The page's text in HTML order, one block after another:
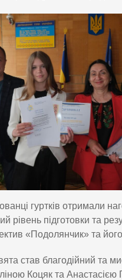
гуртків отримали
рівень підготовки та
«Подолянчик» та
став благодійний та
Коцяк та